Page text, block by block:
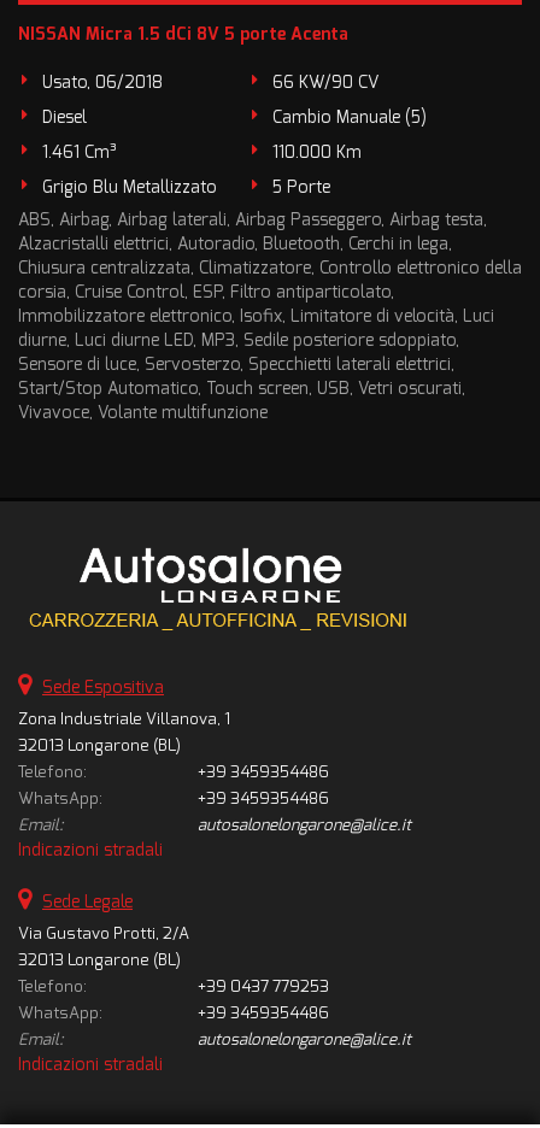
NISSAN Micra 1.5 dCi 8V 5 porte Acenta
Usato, 06/2018
66 KW/90 CV
Diesel
Cambio Manuale (5)
1.461 Cm³
110.000 Km
Grigio Blu Metallizzato
5 Porte
ABS, Airbag, Airbag laterali, Airbag Passeggero, Airbag testa,
Alzacristalli elettrici, Autoradio, Bluetooth, Cerchi in lega,
Chiusura centralizzata, Climatizzatore, Controllo elettronico della
corsia, Cruise Control, ESP, Filtro antiparticolato,
Immobilizzatore elettronico, Isofix, Limitatore di velocità, Luci
diurne, Luci diurne LED, MP3, Sedile posteriore sdoppiato,
Sensore di luce, Servosterzo, Specchietti laterali elettrici,
Start/Stop Automatico, Touch screen, USB, Vetri oscurati,
Vivavoce, Volante multifunzione
Sede Espositiva
Zona Industriale Villanova, 1
32013 Longarone (BL)
Telefono:
+39 3459354486
WhatsApp:
+39 3459354486
Email:
autosalonelongarone@alice.it
Indicazioni stradali
Sede Legale
Via Gustavo Protti, 2/A
32013 Longarone (BL)
Telefono:
+39 0437 779253
WhatsApp:
+39 3459354486
Email:
autosalonelongarone@alice.it
Indicazioni stradali